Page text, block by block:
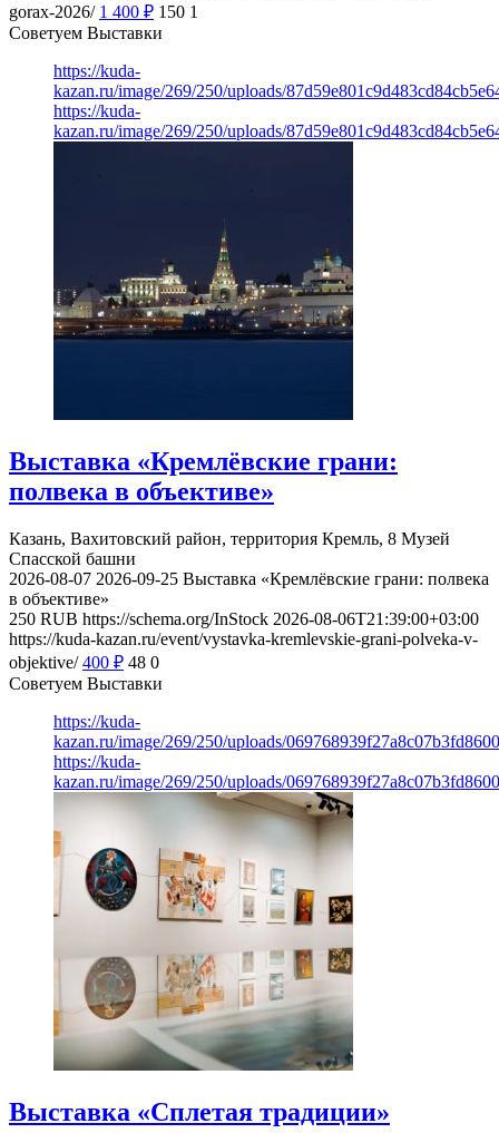
gorax-2026/ 1 400 ₽ 150 1
Советуем Выставки
https://kuda-
kazan.ru/image/269/250/uploads/
https://kuda-
kazan.ru/image/269/250/uploads/
Выставка «Кремлёвские грани:
полвека в объективе»
Казань, Вахитовский район, территория Кремль, 8 Музей
Спасской башни
2026-08-07 2026-09-25 Выставка «Кремлёвские грани: полвека
в объективе»
250 RUB https://schema.org/InStock 2026-08-06T21:39:00+03:00
https://kuda-kazan.ru/event/vystavka-kremlevskie-grani-polveka-v-
objektive/ 400 ₽ 48 0
Советуем Выставки
https://kuda-
kazan.ru/image/269/250/uploads/
https://kuda-
kazan.ru/image/269/250/uploads/
Выставка «Сплетая традиции»